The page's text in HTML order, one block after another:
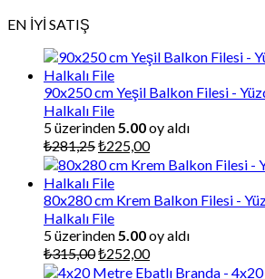
EN İYİ SATIŞ
90x250 cm Yeşil Balkon Filesi -
Halkalı File
5 üzerinden 5.00oy aldı
₺281,25Orijinal
fiyat:
₺281,25.
₺225,00Şu
andaki
₺225,00.
80x280 cm Krem Balkon Filesi -
Halkalı File
5 üzerinden 5.00oy aldı
₺315,00Orijinal
fiyat:
₺252,00Şu
andaki